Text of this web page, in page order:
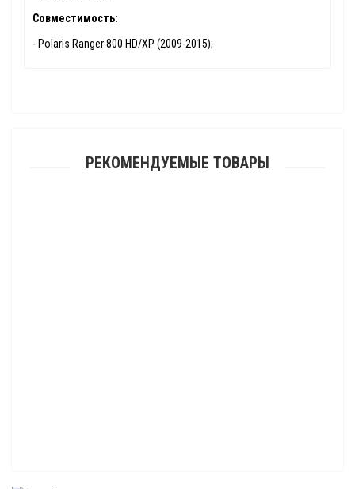
Совместимость:
- Polaris Ranger 800 HD/XP (2009-2015);
РЕКОМЕНДУЕМЫЕ ТОВАРЫ